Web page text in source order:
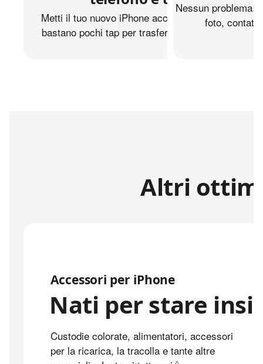
Metti il tuo nuovo iPhone accanto a quello che
bastano pochi tap per trasferire tutti i dati in
Nessun problema.
foto, contatti
Altri
Accessori per iPhone
Nati per stare
Custodie colorate, alimentatori, accessori
per la ricarica, la tracolla e tante altre